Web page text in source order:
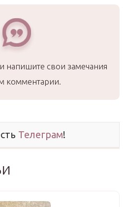
напишите свои замечания
комментарии.
Телеграм!